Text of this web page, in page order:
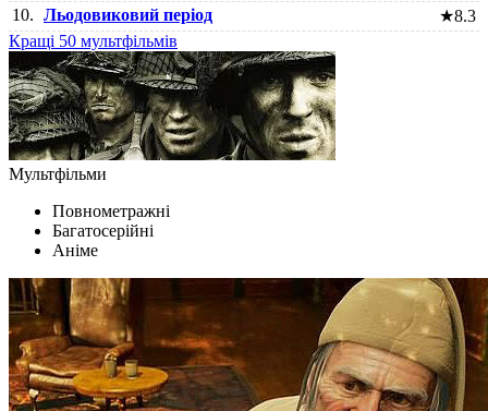
10. Льодовиковий період ★8.3
Кращі 50 мультфільмів
Мультфільми
Повнометражні
Багатосерійні
Аніме